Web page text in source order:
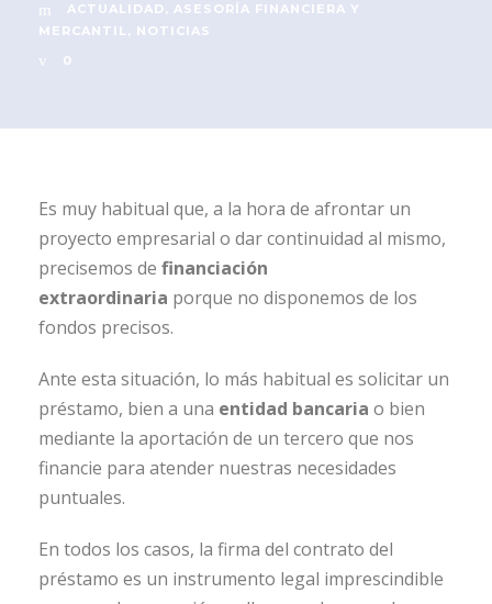
ACTUALIDAD , ASESORÍA FINANCIERA Y
MERCANTIL , NOTICIAS
0
Es muy habitual que, a la hora de afrontar un
proyecto empresarial o dar continuidad al mismo,
precisemos de financiación
extraordinaria porque no disponemos de los
fondos precisos.
Ante esta situación, lo más habitual es solicitar un
préstamo, bien a una entidad bancaria o bien
mediante la aportación de un tercero que nos
financie para atender nuestras necesidades
puntuales.
En todos los casos, la firma del contrato del
préstamo es un instrumento legal imprescindible